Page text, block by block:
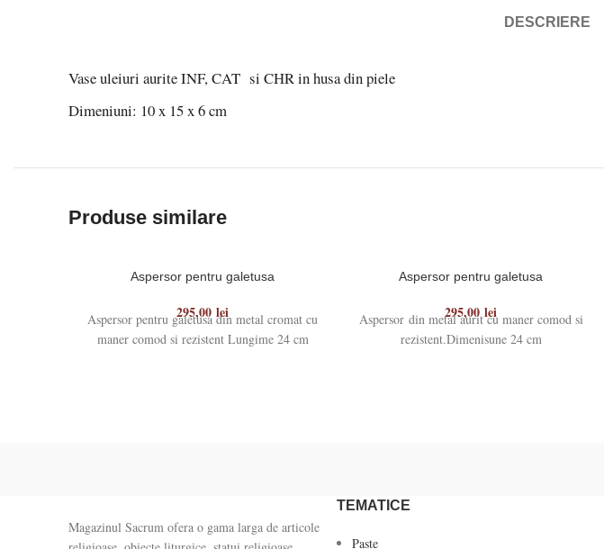
DESCRIERE
Vase uleiuri aurite INF, CAT si CHR in husa din piele
Dimeniuni: 10 x 15 x 6 cm
Produse similare
Aspersor pentru galetusa
295,00 lei
Aspersor pentru galetusa din metal cromat cu
maner comod si rezistent Lungime 24 cm
Aspersor pentru galetusa
295,00lei
Aspersor din metal aurit cu maner comod si
rezistent.Dimenisune 24 cm
Magazinul Sacrum ofera o gama larga de articole
TEMATICE
Paste